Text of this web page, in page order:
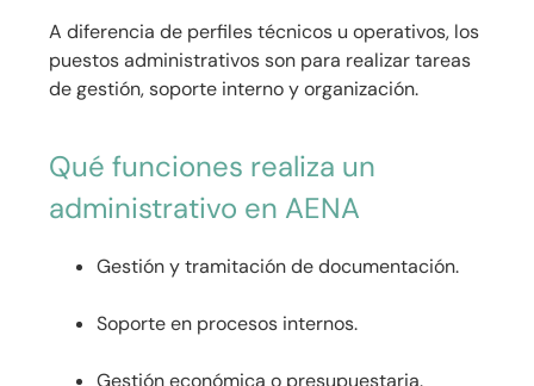
A diferencia de perfiles técnicos u operativos, los
puestos administrativos son para realizar tareas
de gestión, soporte interno y organización.
Qué funciones realiza un
administrativo en AENA
Gestión y tramitación de documentación.
Soporte en procesos internos.
Gestión económica o presupuestaria.